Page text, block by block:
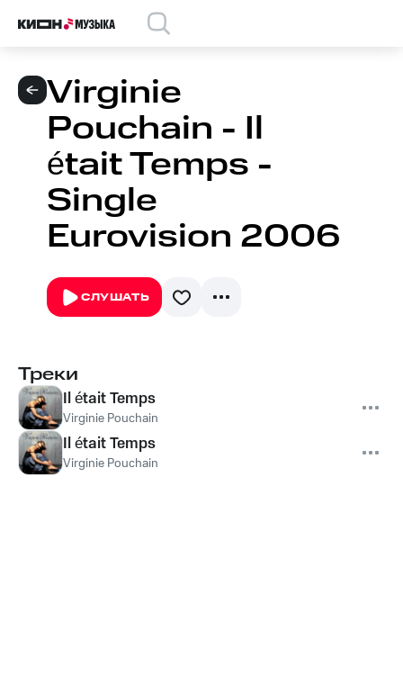
Virginie
Pouchain - Il
était Temps -
Single
Eurovision 2006
СЛУШАТЬ
Треки
Il était Temps
Virginie Pouchain
Il était Temps
Virginie Pouchain